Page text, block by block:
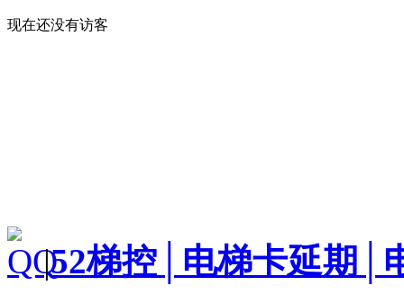
现在还没有访客
|52梯控│电梯卡延期│